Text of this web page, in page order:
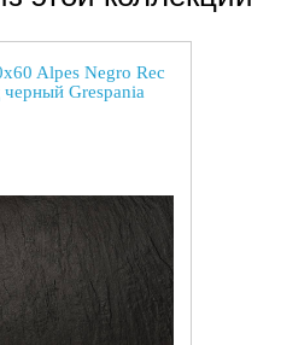
Alpes Negro Rec
черный Grespania